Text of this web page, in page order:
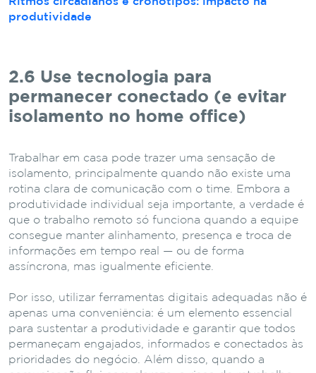
produtividade
2.6 Use tecnologia para
permanecer conectado (e evitar
isolamento no home office)
Trabalhar em casa pode trazer uma sensação de
isolamento, principalmente quando não existe uma
rotina clara de comunicação com o time. Embora a
produtividade individual seja importante, a verdade é
que o trabalho remoto só funciona quando a equipe
consegue manter alinhamento, presença e troca de
informações em tempo real — ou de forma
assíncrona, mas igualmente eficiente.
Por isso, utilizar ferramentas digitais adequadas não é
apenas uma conveniência: é um elemento essencial
para sustentar a produtividade e garantir que todos
permaneçam engajados, informados e conectados às
prioridades do negócio. Além disso, quando a